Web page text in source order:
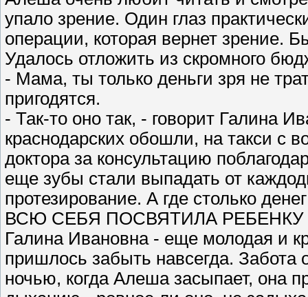
упало зрение. Один глаз
операции, которая вернет зрение.
Удалось отложить из скромного
- Мама, ты только деньги зря не
пригодятся.
- Так-то оно так, - говорит Галина
краснодарских обошли, на такси с
доктора за консультацию
еще зубы стали выпадать от
протезирование. А где столько
ВСЮ СЕБЯ ПОСВЯТИЛА РЕБЕНКУ
Галина Ивановна - еще молодая и
пришлось забыть навсегда. Забота
ночью, когда Алеша засыпает, она